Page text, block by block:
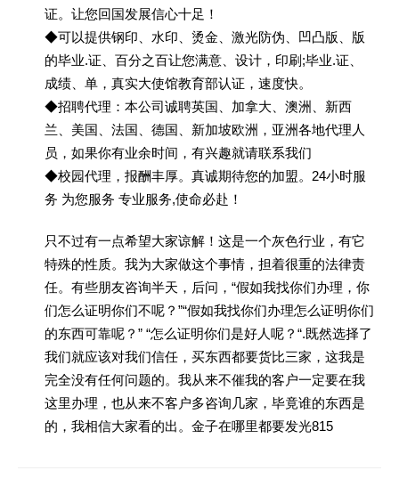
证。让您回国发展信心十足！
◆可以提供钢印、水印、烫金、激光防伪、凹凸版、版
的毕业.证、百分之百让您满意、设计，印刷;毕业.证、
成绩、单，真实大使馆教育部认证，速度快。
◆招聘代理：本公司诚聘英国、加拿大、澳洲、新西
兰、美国、法国、德国、新加坡欧洲，亚洲各地代理人
员，如果你有业余时间，有兴趣就请联系我们
◆校园代理，报酬丰厚。真诚期待您的加盟。24小时服
务 为您服务 专业服务,使命必赴！
只不过有一点希望大家谅解！这是一个灰色行业，有它
特殊的性质。我为大家做这个事情，担着很重的法律责
任。有些朋友咨询半天，后问，“假如我找你们办理，你
们怎么证明你们不呢？”“假如我找你们办理怎么证明你们
的东西可靠呢？” “怎么证明你们是好人呢？“.既然选择了
我们就应该对我们信任，买东西都要货比三家，这我是
完全没有任何问题的。我从来不催我的客户一定要在我
这里办理，也从来不客户多咨询几家，毕竟谁的东西是
的，我相信大家看的出。金子在哪里都要发光815